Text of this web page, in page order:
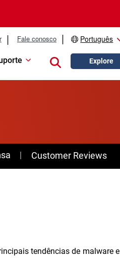
Fale conosco Português
Close search
Explore
Customer Reviews
tendências de malware e